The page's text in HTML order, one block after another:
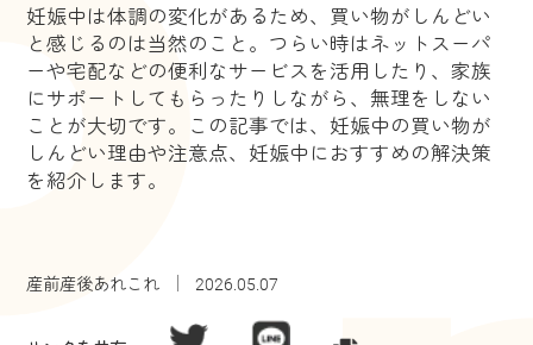
妊娠中は体調の変化があるため、買い物がしんどい
と感じるのは当然のこと。つらい時はネットスーパ
ーや宅配などの便利なサービスを活用したり、家族
にサポートしてもらったりしながら、無理をしない
ことが大切です。この記事では、妊娠中の買い物が
しんどい理由や注意点、妊娠中におすすめの解決策
を紹介します。
産前産後あれこれ 2026.05.07